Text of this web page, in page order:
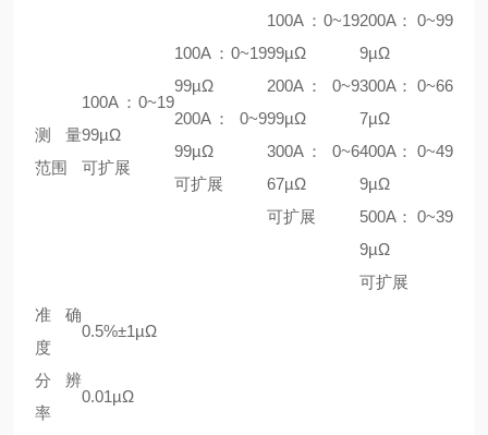
测量
范围
100A：0~19
99µΩ
可扩展
100A：0~19
99µΩ
200A： 0~9
99µΩ
可扩展
100A：0~19
99µΩ
200A： 0~9
99µΩ
300A： 0~6
67µΩ
可扩展
200A： 0~99
9µΩ
300A： 0~66
7µΩ
400A： 0~49
9µΩ
500A： 0~39
9µΩ
可扩展
准确
度
0.5%±1µΩ
分辨
率
0.01µΩ